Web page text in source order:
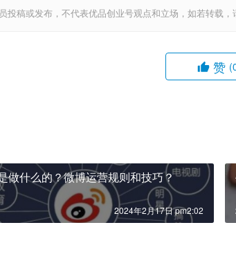
投稿或发布，不代表优品创业号观点和立场，如若转载
赞
做什么的？微博运营规则和技巧？
2024年2月17日 pm2:02